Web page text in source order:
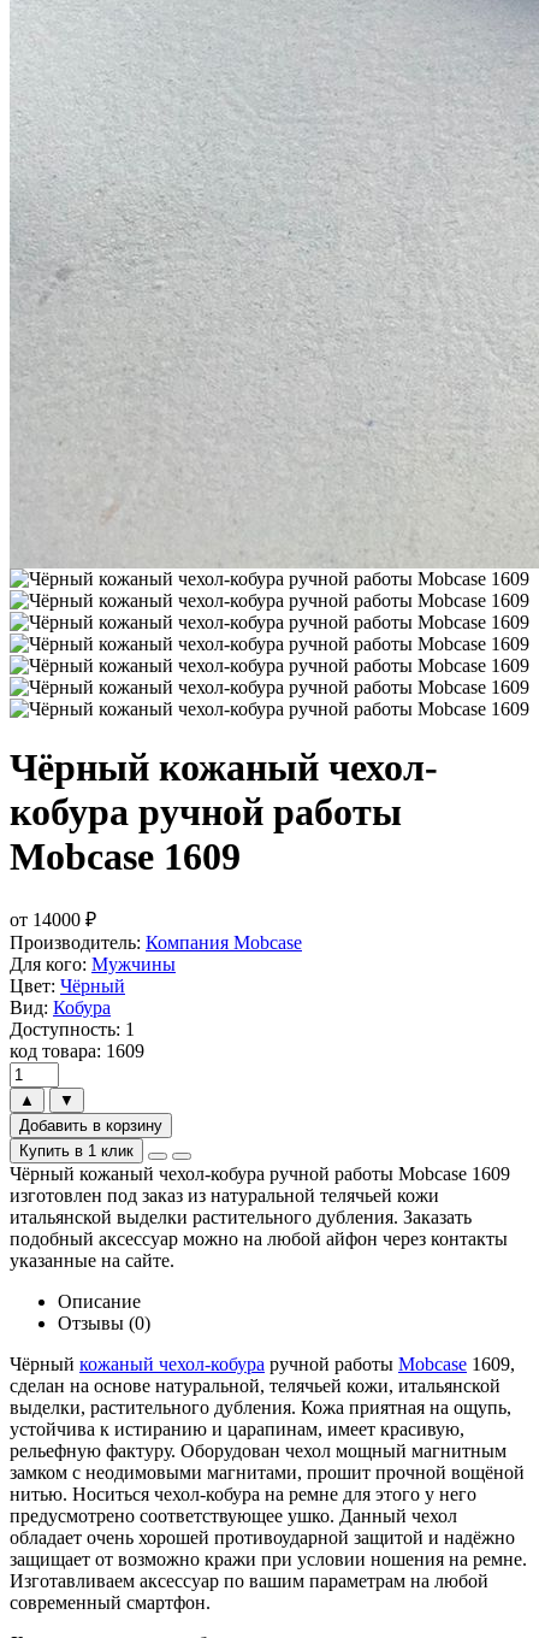
Чёрный кожаный чехол-
кобура ручной работы
Mobcase 1609
от 14000 ₽
Производитель: Компания Mobcase
Для кого: Мужчины
Цвет: Чёрный
Вид: Кобура
Доступность: 1
код товара: 1609
▲
▼
Добавить в корзину
Купить в 1 клик
Чёрный кожаный чехол-кобура ручной работы Mobcase 1609
изготовлен под заказ из натуральной телячьей кожи
итальянской выделки растительного дубления. Заказать
подобный аксессуар можно на любой айфон через контакты
указанные на сайте.
Описание
Отзывы (0)
Чёрный кожаный чехол-кобура ручной работы Mobcase 1609,
сделан на основе натуральной, телячьей кожи, итальянской
выделки, растительного дубления. Кожа приятная на ощупь,
устойчива к истиранию и царапинам, имеет красивую,
рельефную фактуру. Оборудован чехол мощный магнитным
замком с неодимовыми магнитами, прошит прочной вощёной
нитью. Носиться чехол-кобура на ремне для этого у него
предусмотрено соответствующее ушко. Данный чехол
обладает очень хорошей противоударной защитой и надёжно
защищает от возможно кражи при условии ношения на ремне.
Изготавливаем аксессуар по вашим параметрам на любой
современный смартфон.